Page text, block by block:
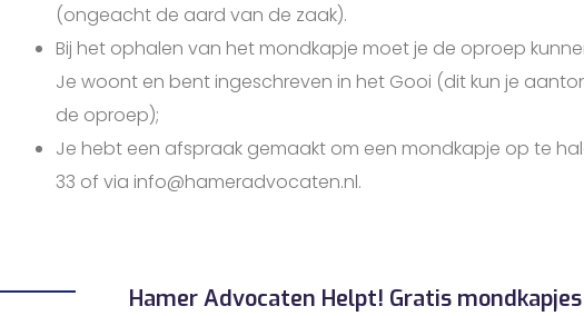
(ongeacht de aard van de zaak).
Bij het ophalen van het mondkapje moet je de oproep
Je woont en bent ingeschreven in het Gooi (dit kun je
de oproep);
Je hebt een afspraak gemaakt om een mondkapje op te
33 of via info@hameradvocaten.nl.
Hamer Advocaten Helpt! Gratis